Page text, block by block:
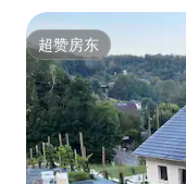
超赞房东
超赞房东